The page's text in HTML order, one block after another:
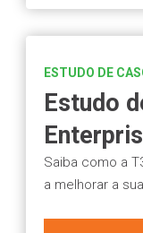
ESTUDO DE
Estudo
Saiba como a
a melhorar a